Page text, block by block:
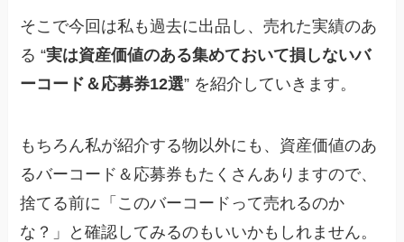
そこで今回は私も過去に出品し、売れた実績のあ
る “実は資産価値のある集めておいて損しないバ
ーコード＆応募券12選” を紹介していきます。
もちろん私が紹介する物以外にも、資産価値のあ
るバーコード＆応募券もたくさんありますので、
捨てる前に「このバーコードって売れるのか
な？」と確認してみるのもいいかもしれません。